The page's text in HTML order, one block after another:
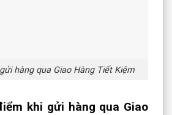
hàng qua Giao Hàng Tiết Kiệm
khi gửi hàng qua Giao